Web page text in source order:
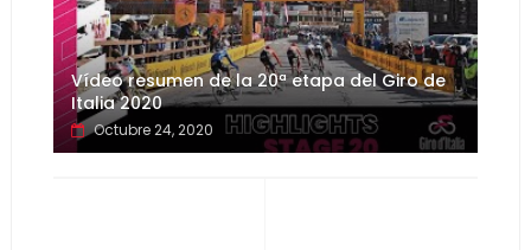
Vídeo resumen de la 20ª etapa del Giro de
Italia 2020
Octubre 24, 2020